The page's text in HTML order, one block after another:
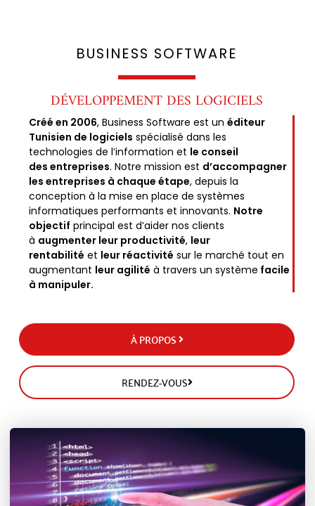
BUSINESS SOFTWARE​
DÉVELOPPEMENT DES LOGICIELS
Créé en 2006, Business Software est un éditeur
Tunisien de logiciels spécialisé dans les
technologies de l’information et le conseil
des entreprises. Notre mission est d’accompagner
les entreprises à chaque étape, depuis la
conception à la mise en place de systèmes
informatiques performants et innovants. Notre
objectif principal est d’aider nos clients
à augmenter leur productivité, leur
rentabilité et leur réactivité sur le marché tout en
augmentant leur agilité à travers un système facile
à manipuler.
À PROPOS ​
RENDEZ-VOUS